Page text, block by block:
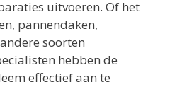
uitvoeren. Of het
pannendaken,
soorten
hebben de
effectief aan te